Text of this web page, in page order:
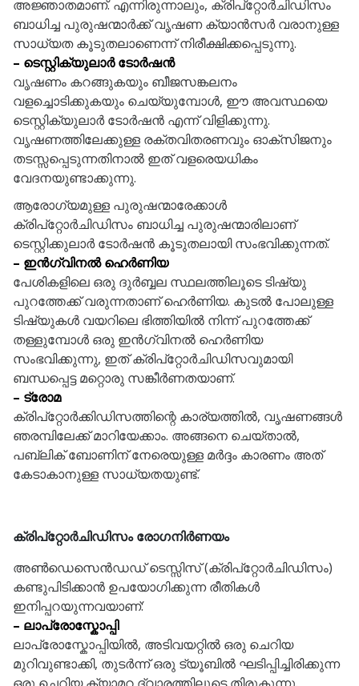
അജ്ഞാതമാണ്. എന്നിരുന്നാലും, ക്രിപ്‌റ്റോർചിഡിസം
ബാധിച്ച പുരുഷന്മാർക്ക് വൃഷണ ക്യാൻസർ വരാനുള്ള
സാധ്യത കൂടുതലാണെന്ന് നിരീക്ഷിക്കപ്പെടുന്നു.
– ടെസ്റ്റിക്യുലാർ ടോർഷൻ
വൃഷണം കറങ്ങുകയും ബീജസങ്കലനം
വളച്ചൊടിക്കുകയും ചെയ്യുമ്പോൾ, ഈ അവസ്ഥയെ
ടെസ്റ്റിക്യുലാർ ടോർഷൻ എന്ന് വിളിക്കുന്നു.
വൃഷണത്തിലേക്കുള്ള രക്തവിതരണവും ഓക്സിജനും
തടസ്സപ്പെടുന്നതിനാൽ ഇത് വളരെയധികം
വേദനയുണ്ടാക്കുന്നു.
ആരോഗ്യമുള്ള പുരുഷന്മാരേക്കാൾ
ക്രിപ്‌റ്റോർചിഡിസം ബാധിച്ച പുരുഷന്മാരിലാണ്
ടെസ്റ്റിക്കുലാർ ടോർഷൻ കൂടുതലായി സംഭവിക്കുന്നത്.
– ഇൻഗ്വിനൽ ഹെർണിയ
പേശികളിലെ ഒരു ദുർബ്ബല സ്ഥലത്തിലൂടെ ടിഷ്യു
പുറത്തേക്ക് വരുന്നതാണ് ഹെർണിയ. കുടൽ പോലുള്ള
ടിഷ്യുകൾ വയറിലെ ഭിത്തിയിൽ നിന്ന് പുറത്തേക്ക്
തള്ളുമ്പോൾ ഒരു ഇൻഗ്വിനൽ ഹെർണിയ
സംഭവിക്കുന്നു, ഇത് ക്രിപ്റ്റോർചിഡിസവുമായി
ബന്ധപ്പെട്ട മറ്റൊരു സങ്കീർണതയാണ്.
– ട്രോമ
ക്രിപ്‌റ്റോർക്കിഡിസത്തിന്റെ കാര്യത്തിൽ, വൃഷണങ്ങൾ
ഞരമ്പിലേക്ക് മാറിയേക്കാം. അങ്ങനെ ചെയ്താൽ,
പബ്ലിക് ബോണിന് നേരെയുള്ള മർദ്ദം കാരണം അത്
കേടാകാനുള്ള സാധ്യതയുണ്ട്.
ക്രിപ്റ്റോർചിഡിസം രോഗനിർണയം
അൺഡെസെൻഡഡ് ടെസ്സിസ് (ക്രിപ്റ്റോർചിഡിസം)
കണ്ടുപിടിക്കാൻ ഉപയോഗിക്കുന്ന രീതികൾ
ഇനിപ്പറയുന്നവയാണ്:
– ലാപ്രോസ്കോപ്പി
ലാപ്രോസ്കോപ്പിയിൽ, അടിവയറ്റിൽ ഒരു ചെറിയ
മുറിവുണ്ടാക്കി, തുടർന്ന് ഒരു ട്യൂബിൽ ഘടിപ്പിച്ചിരിക്കുന്ന